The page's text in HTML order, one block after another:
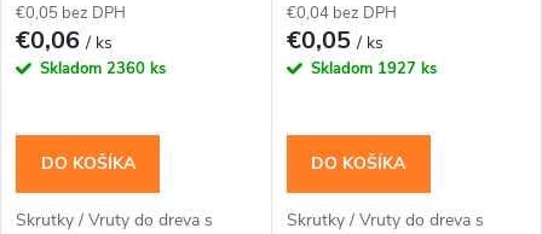
€0,05 bez DPH
€0,06/ ks
Skladom 2360 ks
DO KOŠÍKA
Skrutky / Vruty do dreva s
€0,04 bez DPH
€0,05/ ks
Skladom 1927 ks
DO KOŠÍKA
Skrutky / Vruty do dreva s